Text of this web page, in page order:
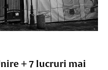
+ 7 lucruri mai